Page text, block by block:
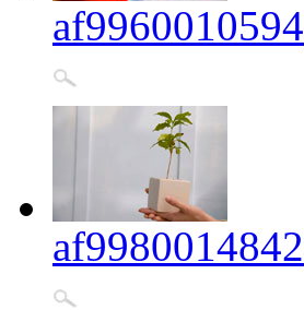
af9960010594
af9980014842